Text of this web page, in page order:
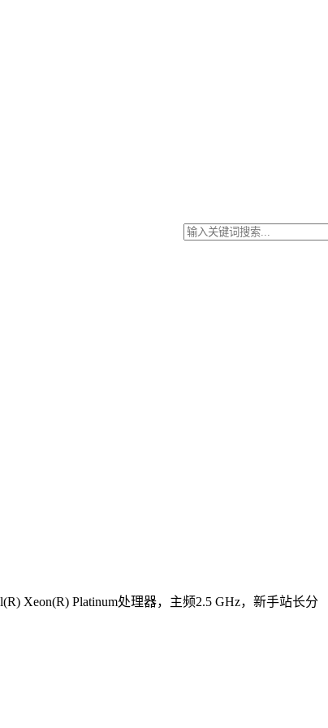
Xeon(R) Platinum处理器，主频2.5 GHz，新手站长分